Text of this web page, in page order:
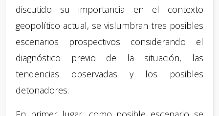
discutido su importancia en el contexto
geopolítico actual, se vislumbran tres posibles
escenarios prospectivos considerando el
diagnóstico previo de la situación, las
tendencias observadas y los posibles
detonadores.